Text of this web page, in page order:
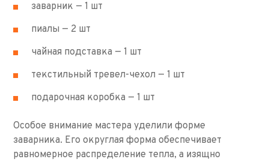
заварник — 1 шт
пиалы — 2 шт
чайная подставка — 1 шт
текстильный тревел-чехол — 1 шт
подарочная коробка — 1 шт
Особое внимание мастера уделили форме
заварника. Его округлая форма обеспечивает
равномерное распределение тепла, а изящно